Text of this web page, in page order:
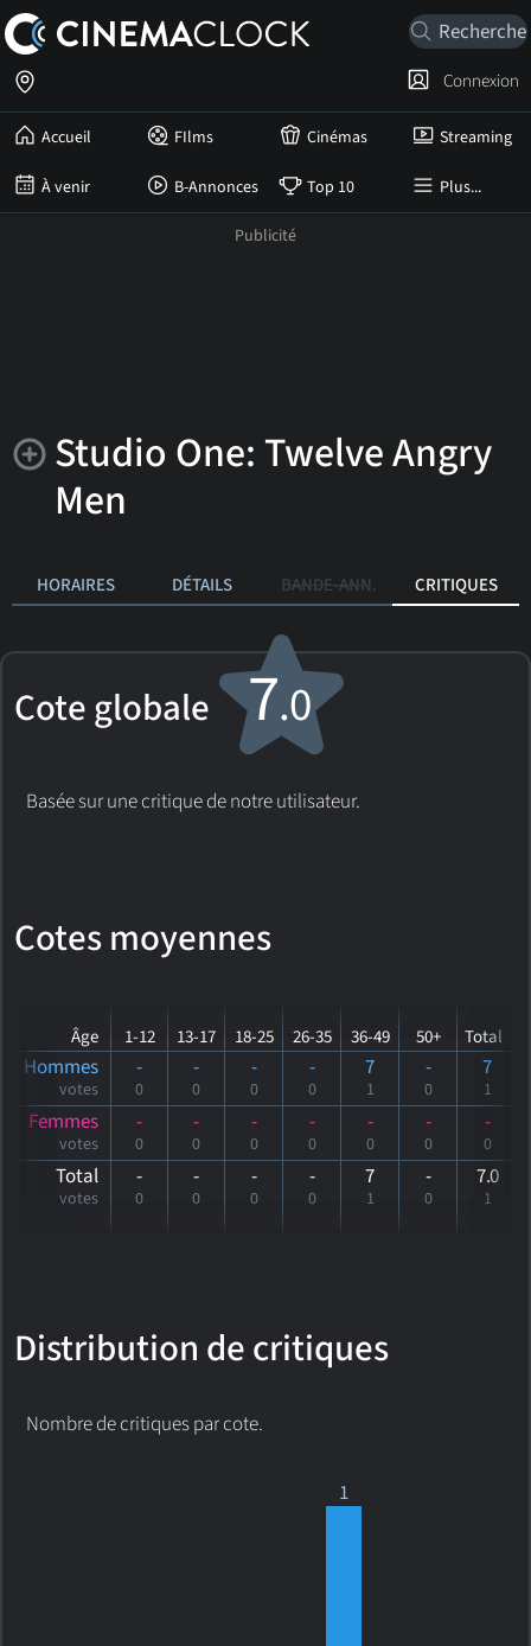
Accueil FIlms Cinémas Streaming
À venir B-Annonces Top 10 Plus...
Connexion
Studio One: Twelve Angry
Men
HORAIRES DÉTAILS BANDE-ANN. CRITIQUES
Cote globale 7.0
Basée sur une critique de notre utilisateur.
Cotes moyennes
Âge 1-12 13-17 18-25 26-35 36-49 50+ Total
Hommes
votes
-
0
-
0
-
0
-
0
7
1
-
0
7
1
Femmes
votes
-
0
-
0
-
0
-
0
-
0
-
0
-
0
Total
votes
-
0
-
0
-
0
-
0
7
1
-
0
7.0
1
Distribution de critiques
Nombre de critiques par cote.
1